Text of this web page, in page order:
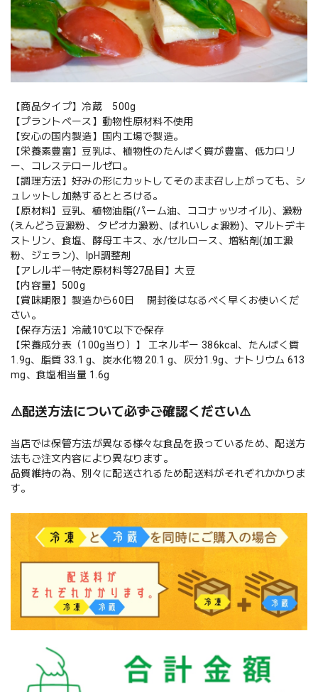
【商品タイプ】冷蔵 500g
【プラントベース】動物性原材料不使用
【安心の国内製造】国内工場で製造。
【栄養素豊富】豆乳は、植物性のたんぱく質が豊富、低カロリ
ー、コレステロールゼロ。
【調理方法】好みの形にカットしてそのまま召し上がっても、シ
ュレットし加熱するととろける。
【原材料】豆乳、植物油脂(パーム油、ココナッツオイル)、澱粉
(えんどう豆澱粉、 タピオカ澱粉、ばれいしょ澱粉)、マルトデキ
ストリン、食塩、酵母エキス、水/セルロース、増粘剤(加工澱
粉、ジェラン)、IpH調整剤
【アレルギー特定原材料等27品目】大豆
【内容量】500g
【賞味期限】製造から60日 開封後はなるべく早くお使いくだ
さい。
【保存方法】冷蔵10℃以下で保存
【栄養成分表（100g当り）】 エネルギー 386kcal、たんぱく質
1.9g、脂質 33.1 g、炭水化物 20.1 g、灰分1.9g、ナトリウム 613
mg、食塩相当量 1.6g
⚠︎配送方法について必ずご確認ください⚠︎
当店では保管方法が異なる様々な食品を扱っているため、配送方
法もご注文内容により異なります。
品質維持の為、別々に配送されるため配送料がそれぞれかかりま
す。